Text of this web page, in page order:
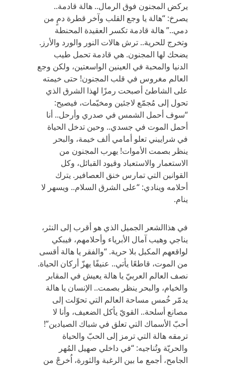
يركض المجنون فوق الرمال.. هالة قادمة..
يصرخ: “هالة يا وجع القلب وآخر قطرة دمٍ من
دمي..” هالة قادمة تكسر العقيدة المحنطة
وتخرج للحرية.. ترش هالات النور والورد والأرز.
يضحك لها المجنون. هي قادمة تحمل طيب
الدنيا والمحبة في العينين الواسعتين، ولكن وجع
العالم مغروس في قلب المجنون! حتى خيمته
على الشاطئ أصبحت رمزًا لهذا الشرق الذي
تحول إلى مُجمّع لاجئين ومخيّمات، فيصيح:
“سوف أحمل الشمس في صدري وأرحل.. أنا
أحمل الموت في جسدي.. وحين تدخل الحياة
في شراييني تعلو أمامي ألف خيمة، والبحر
ينظر بصمت الأموات! يهرب المجنون من
الاستعمار والاستعباد وقيود القبائل، وكل
القوانين التي تمارس خنق العصافير. يترك
أحلامه وينادي: “على الشرق السلام.. ويسهر لا
ينام.
في هذاالشعر الجميل الذي هو أقرب إلى النثر،
يناجي وهيب آمال الأبرياء وأحلامهم، فيبكي
لواقعهم المكبل بلا حرية. “والفقر يا هالة أقسى
من الموت، قاطعًا يأتي.. عنيفًا يهزّ أركان الحياة.
نصف العالم العربيّ يا هالة يعيش في المقابر
والخيام، والبحر ينظر بصمت.. الإنسان يا هالة
يدمّر خُمس مساحة العالم التي تحوّلت إلى
مصانع أسلحة.. القويّ يأكل الضعيف، وأنا لا
أحبّ الأسماك التي تعلق في شباك الصيادين”!
ترمقه هالة التي ترمز إلى الحبّ والحياة
والحريّة وتُناجيه: “في داخلي صهيل المُهر
الجامح، أجمع ما بين الرغبة والثورة، اُخرجْ من